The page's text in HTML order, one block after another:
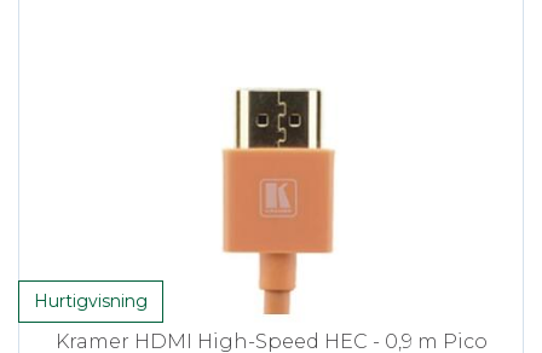
Hurtigvisning
Kramer HDMI High-Speed HEC - 0,9 m Pico